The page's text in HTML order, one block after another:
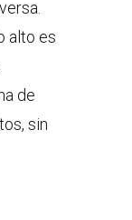
alto es
de
sin